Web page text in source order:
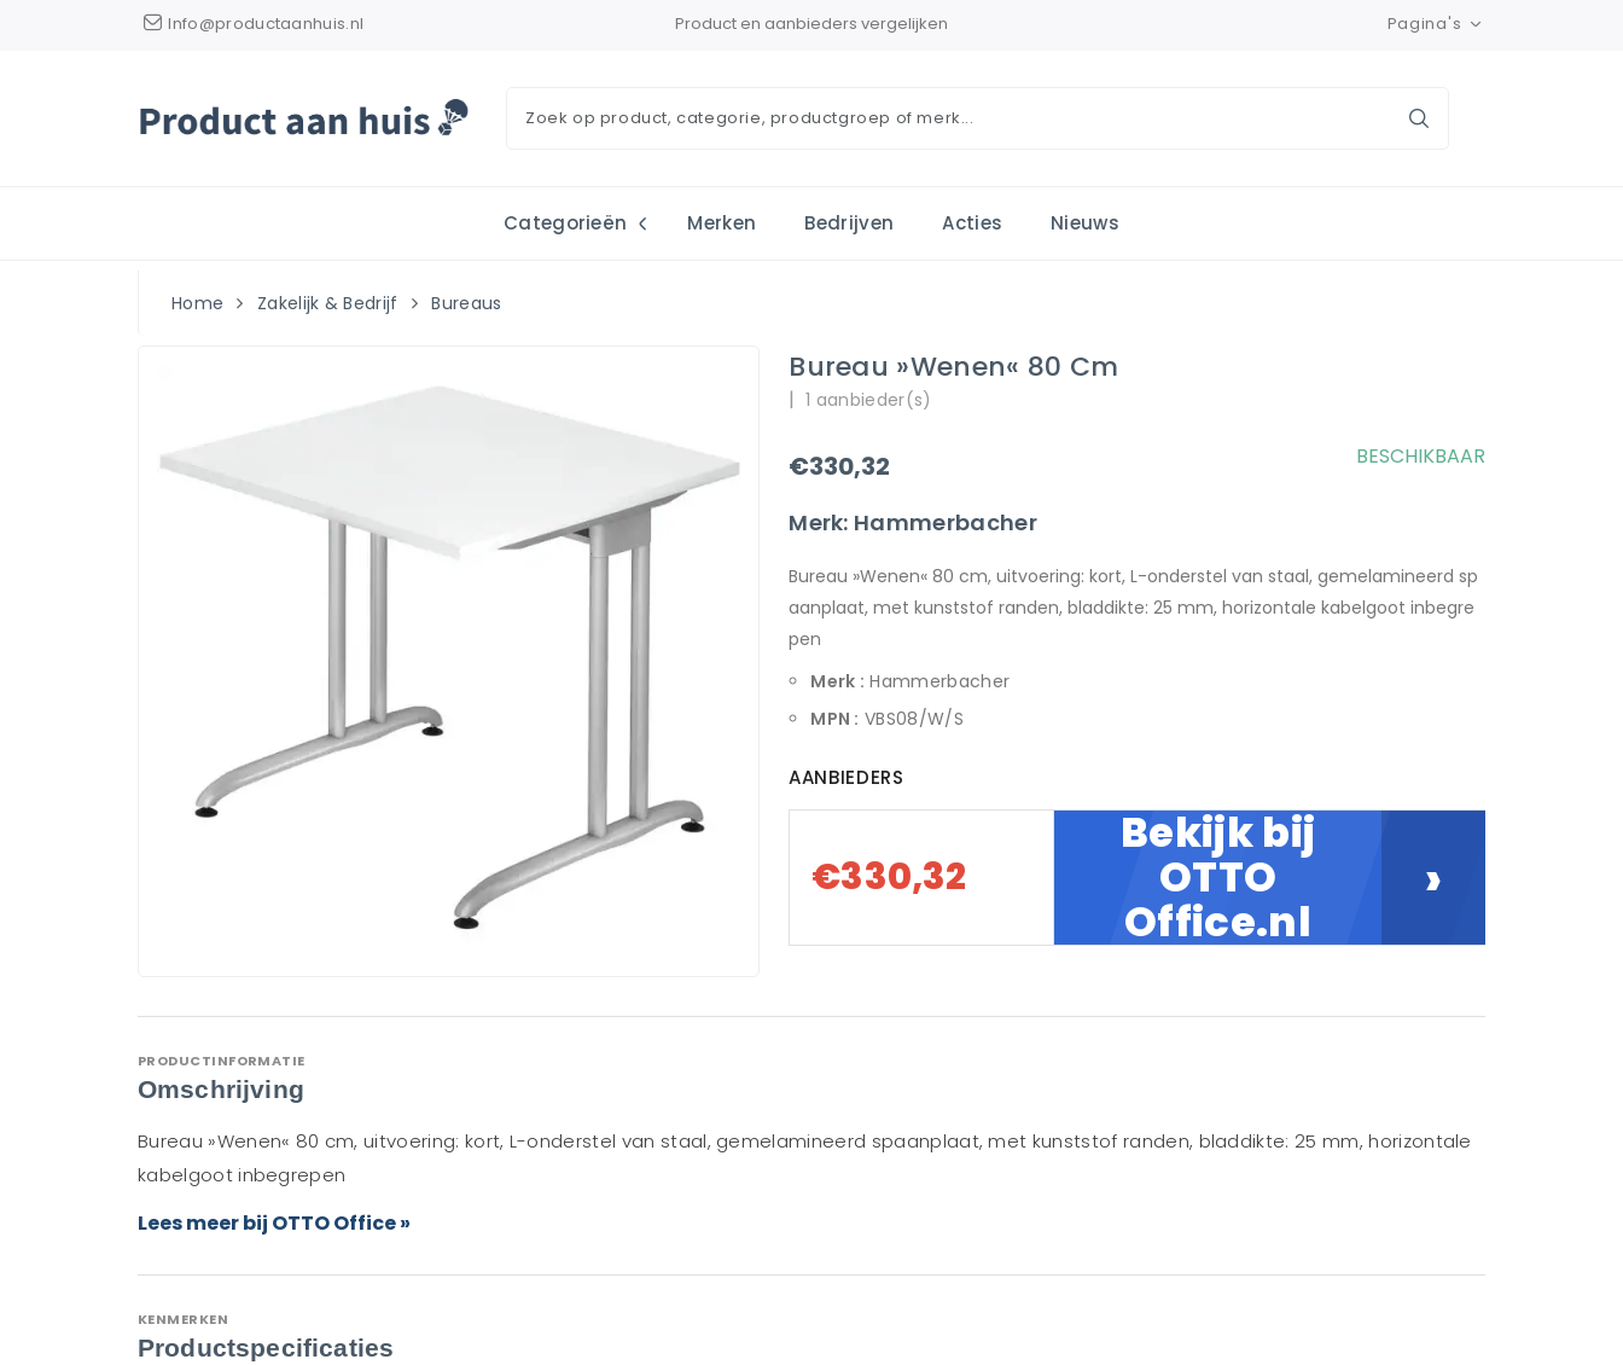
Info@productaanhuis.nl Product en aanbieders vergelijken Pagina's
Categorieën Merken Bedrijven Acties Nieuws
Home Zakelijk & Bedrijf Bureaus
Bureau »Wenen« 80 Cm
|1 aanbieder(s)
€330,32
Merk: Hammerbacher
BESCHIKBAAR
Bureau »Wenen« 80 cm, uitvoering: kort, L-onderstel van staal, gemelamineerd sp
aanplaat, met kunststof randen, bladdikte: 25 mm, horizontale kabelgoot inbegre
pen
Merk : Hammerbacher
MPN : VBS08/W/S
AANBIEDERS
€330,32
Bekijk bij
OTTO
Office.nl
›
PRODUCTINFORMATIE
Omschrijving
Bureau »Wenen« 80 cm, uitvoering: kort, L-onderstel van staal, gemelamineerd spaanplaat, met kunststof randen, bladdikte: 25 mm, horizontale
kabelgoot inbegrepen
Lees meer bij OTTO Office »
KENMERKEN
Productspecificaties